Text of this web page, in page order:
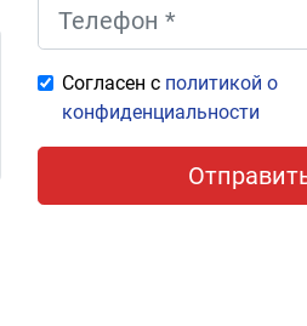
Согласен с политикой о
конфиденциальности